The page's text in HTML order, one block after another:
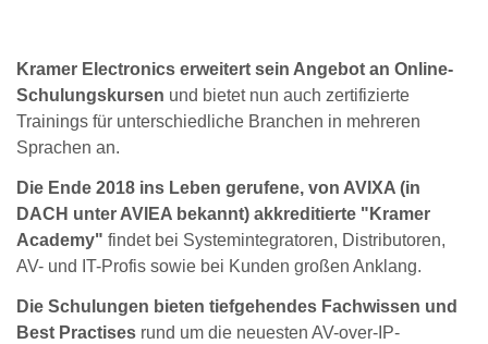
Kramer Electronics erweitert sein Angebot an Online-
Schulungskursen und bietet nun auch zertifizierte
Trainings für unterschiedliche Branchen in mehreren
Sprachen an.
Die Ende 2018 ins Leben gerufene, von AVIXA (in
DACH unter AVIEA bekannt) akkreditierte "Kramer
Academy" findet bei Systemintegratoren, Distributoren,
AV- und IT-Profis sowie bei Kunden großen Anklang.
Die Schulungen bieten tiefgehendes Fachwissen und
Best Practises rund um die neuesten AV-over-IP-